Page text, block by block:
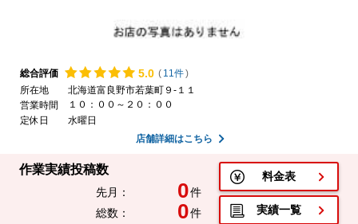
総合評価 5.0 ( 11件)
所在地
北海道富良野市若葉町９-１１
営業時間
１０：００～２０：００
定休日
水曜日
店舗詳細はこちら
作業実績投稿数
先月： 0件
総数：
0件
料金表
実績一覧